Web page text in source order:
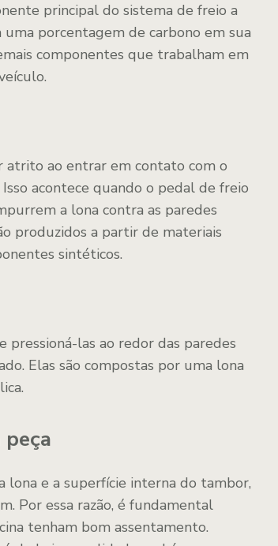
principal do sistema de freio a
porcentagem de carbono em sua
componentes que trabalham em
atrito ao entrar em contato com o
acontece quando o pedal de freio
a lona contra as paredes
produzidos a partir de materiais
sintéticos.
pressioná-las ao redor das paredes
Elas são compostas por uma lona
e a superfície interna do tambor,
Por essa razão, é fundamental
tenham bom assentamento.